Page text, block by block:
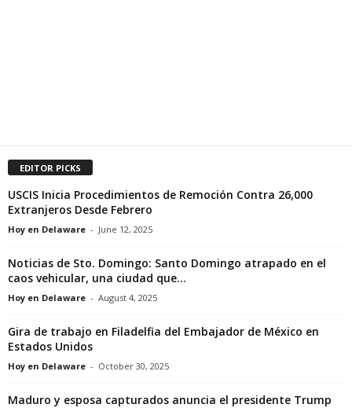
EDITOR PICKS
USCIS Inicia Procedimientos de Remoción Contra 26,000
Extranjeros Desde Febrero
Hoy en Delaware - June 12, 2025
Noticias de Sto. Domingo: Santo Domingo atrapado en el
caos vehicular, una ciudad que...
Hoy en Delaware - August 4, 2025
Gira de trabajo en Filadelfia del Embajador de México en
Estados Unidos
Hoy en Delaware - October 30, 2025
Maduro y esposa capturados anuncia el presidente Trump